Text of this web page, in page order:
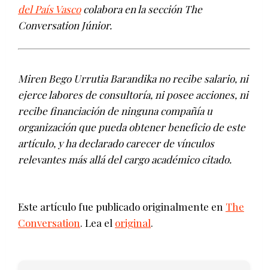
del País Vascocolabora en la sección The
Conversation Júnior.
Miren Bego Urrutia Barandika no recibe salario, ni
ejerce labores de consultoría, ni posee acciones, ni
recibe financiación de ninguna compañía u
organización que pueda obtener beneficio de este
artículo, y ha declarado carecer de vínculos
relevantes más allá del cargo académico citado.
Este artículo fue publicado originalmente en The
Conversation. Lea el original.